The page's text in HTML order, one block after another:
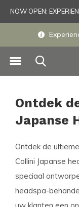
Ontdek
Japanse
Ontdek de
Collini Japanse
speciaal
headspa-